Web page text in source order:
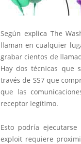
Según explica The
llaman en cualquier
grabar cientos de
Hay dos técnicas que
través de SS7 que
que las
receptor legítimo.
Esto podría
exploit requiere